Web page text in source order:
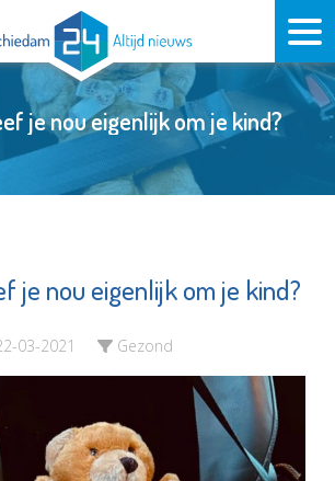
je nou eigenlijk om je kind?
je nou eigenlijk om je kind?
03-2021 Gezond